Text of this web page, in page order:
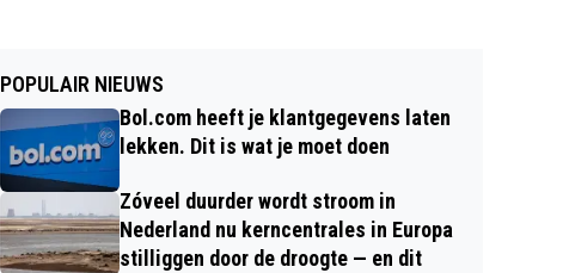
POPULAIR NIEUWS
Bol.com heeft je klantgegevens laten
lekken. Dit is wat je moet doen
Zóveel duurder wordt stroom in
Nederland nu kerncentrales in Europa
stilliggen door de droogte — en dit